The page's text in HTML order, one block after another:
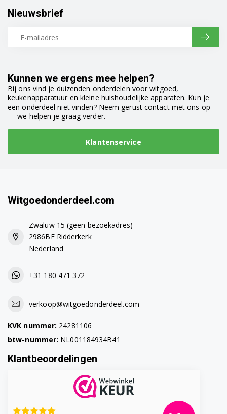
Kunnen we ergens mee helpen?
Bij ons vind je duizenden onderdelen voor witgoed,
keukenapparatuur en kleine huishoudelijke apparaten. Kun je
een onderdeel niet vinden? Neem gerust contact met ons op
— we helpen je graag verder.
Klantenservice
Nieuwsbrief
Witgoedonderdeel.com
Zwaluw 15 (geen bezoekadres)
2986BE Ridderkerk
Nederland
+31 180 471 372
verkoop@witgoedonderdeel.com
KVK nummer: 24281106
btw-nummer: NL001184934B41
Klantbeoordelingen